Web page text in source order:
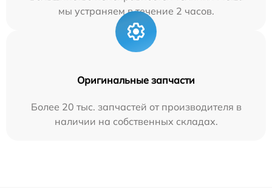
мы устраняем в течение 2 часов.
Оригинальные запчасти
Более 20 тыс. запчастей от производителя в
наличии на собственных складах.